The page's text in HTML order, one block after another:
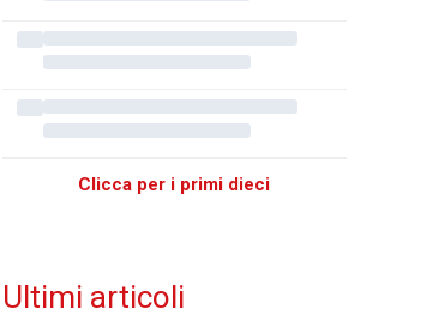
Clicca per i primi dieci
Ultimi articoli